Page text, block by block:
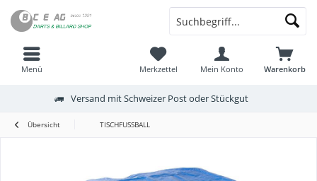
Menü Warenkorb
Merkzettel Mein Konto
Versand mit Schweizer Post oder Stückgut
Übersicht TISCHFUSSBALL